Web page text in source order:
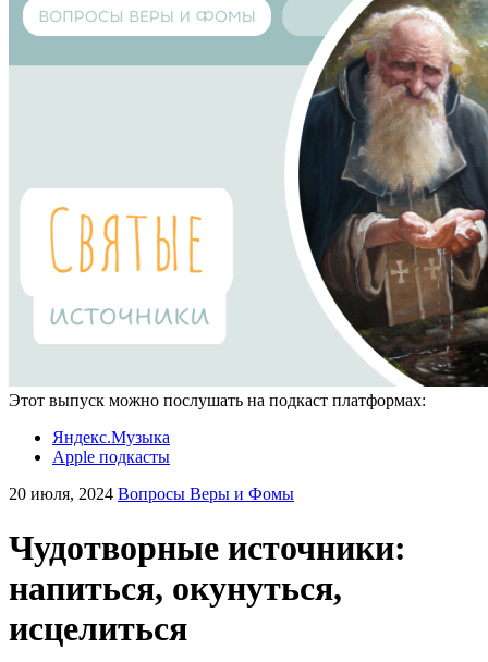
Этот выпуск можно послушать на подкаст платформах:
Яндекс.Музыка
Apple подкасты
20 июля, 2024 Вопросы Веры и Фомы
Чудотворные источники:
напиться, окунуться,
исцелиться